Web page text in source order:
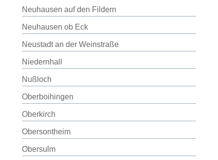
Neuhausen auf den Fildern
Neuhausen ob Eck
Neustadt an der Weinstraße
Niedernhall
Nußloch
Oberboihingen
Oberkirch
Obersontheim
Obersulm